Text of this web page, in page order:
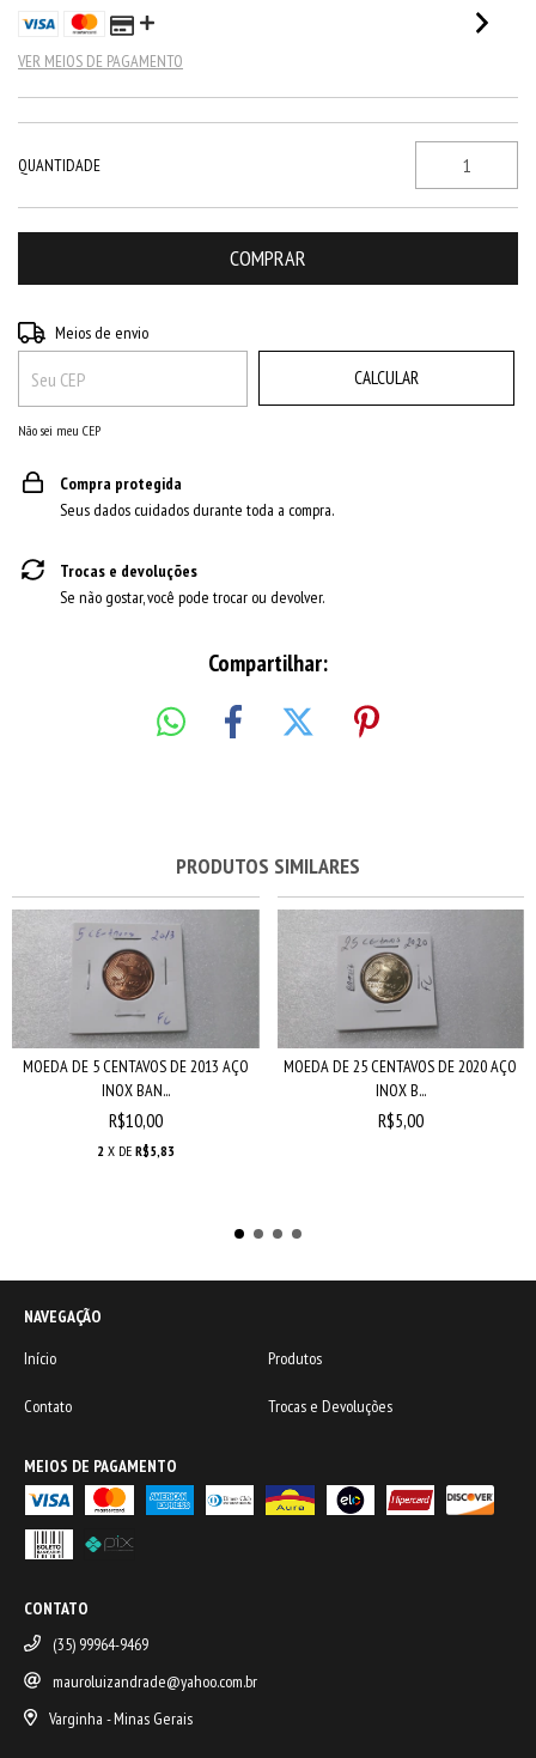
VER MEIOS DE PAGAMENTO
QUANTIDADE
Entregas para o CEP:
Meios de envio
CALCULAR
Não sei meu CEP
Compra protegida
Seus dados cuidados durante toda a compra.
Trocas e devoluções
Se não gostar, você pode trocar ou devolver.
Compartilhar:
PRODUTOS SIMILARES
MOEDA DE 5 CENTAVOS DE 2013 AÇO
INOX BAN...
R$10,00
2 X DE R$5,83
MOEDA DE 25 CENTAVOS DE 2020 AÇO
INOX B...
R$5,00
NAVEGAÇÃO
Início
Produtos
Contato Trocas e Devoluções
MEIOS DE PAGAMENTO
CONTATO
(35) 99964-9469
mauroluizandrade@yahoo.com.br
Varginha - Minas Gerais